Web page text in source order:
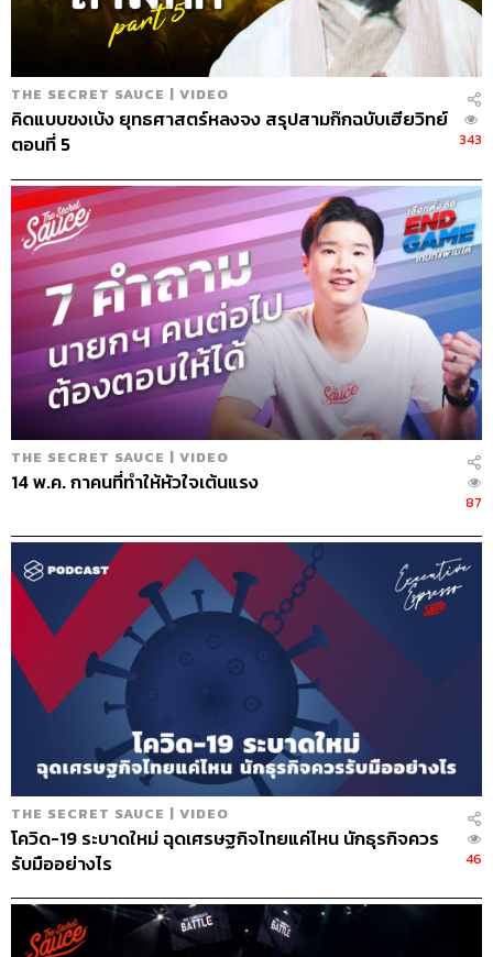
TAGS: Podcast
The Standard Podcast
The Secret Sauce
เคน นครินทร์
69
ABOUT THE HOST
นครินทร์ วนกิจไพบูลย์
บรรณาธิการบริหาร สำนักข่าว THE
STANDARD วิทยากรด้านสื่อและการทำคอน
เทนต์ออนไลน์
THE SECRET SAUCE | VIDEO
คิดแบบขงเบ้ง ยุทธศาสตร์หลงจง สรุปสามก๊กฉบับเฮียวิทย์
ตอนที่ 5
343
THE SECRET SAUCE | VIDEO
14 พ.ค. กาคนที่ทำให้หัวใจเต้นแรง
87
THE SECRET SAUCE | VIDEO
โควิด-19 ระบาดใหม่ ฉุดเศรษฐกิจไทยแค่ไหน นักธุรกิจควร
รับมืออย่างไร
46